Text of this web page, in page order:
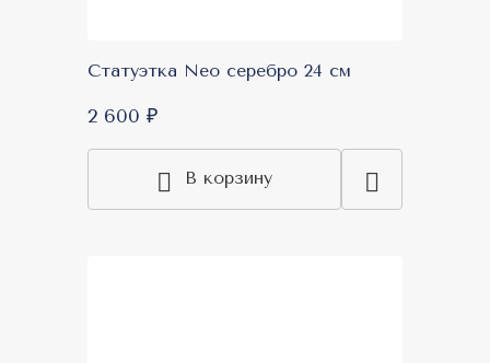
Статуэтка Neo серебро 24 см
2 600 ₽
В корзину